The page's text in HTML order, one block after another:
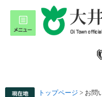
トップページ > お問